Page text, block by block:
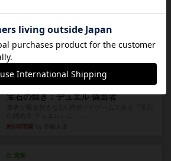
画像付き
ダグエイトチェス
チェスなのに、ほんの10分で終わります。動きで
敵のコマの種類が分かれば...
約4時間前
画像付き 充実
宝石の煌き：デュエル 偽造者
約5時間前
充実